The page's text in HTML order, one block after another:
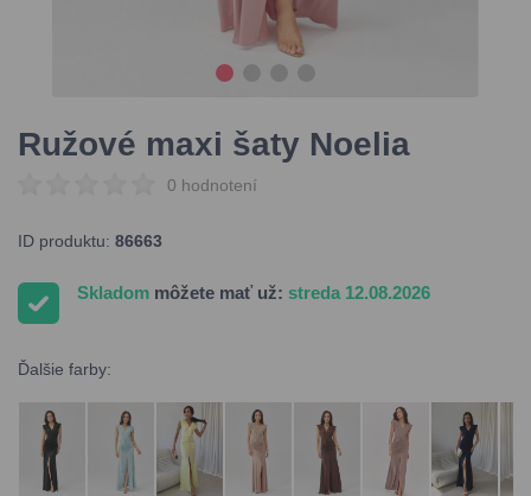
Ružové maxi šaty Noelia
0 hodnotení
ID produktu: 86663
Skladom môžete mať už: streda 12.08.2026
Ďalšie farby: